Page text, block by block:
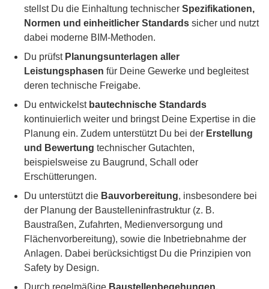
stellst Du die Einhaltung technischer Spezifikationen,
Normen und einheitlicher Standards sicher und nutzt
dabei moderne BIM-Methoden.
Du prüfst Planungsunterlagen aller
Leistungsphasen für Deine Gewerke und begleitest
deren technische Freigabe.
Du entwickelst bautechnische Standards
kontinuierlich weiter und bringst Deine Expertise in die
Planung ein. Zudem unterstützt Du bei der Erstellung
und Bewertung technischer Gutachten,
beispielsweise zu Baugrund, Schall oder
Erschütterungen.
Du unterstützt die Bauvorbereitung, insbesondere bei
der Planung der Baustelleninfrastruktur (z. B.
Baustraßen, Zufahrten, Medienversorgung und
Flächenvorbereitung), sowie die Inbetriebnahme der
Anlagen. Dabei berücksichtigst Du die Prinzipien von
Safety by Design.
Durch regelmäßige Baustellenbegehungen,